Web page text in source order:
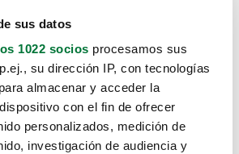
sus datos
1022 socios procesamos sus
su dirección IP, con tecnologías
almacenar y acceder la
con el fin de ofrecer
personalizados, medición de
investigación de audiencia y
no sabemos como
hasta aquí.